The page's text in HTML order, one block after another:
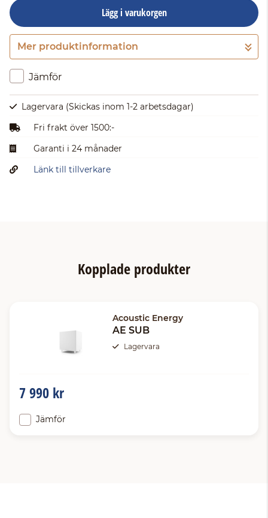
Lägg i varukorgen
Gå till kassan
Mer produktinformation
Jämför
Lagervara (Skickas inom 1-2 arbetsdagar)
Fri frakt över 1500:-
Garanti i 24 månader
Länk till tillverkare
Kopplade produkter
Acoustic Energy
AE SUB
Lagervara
7 990 kr
Jämför